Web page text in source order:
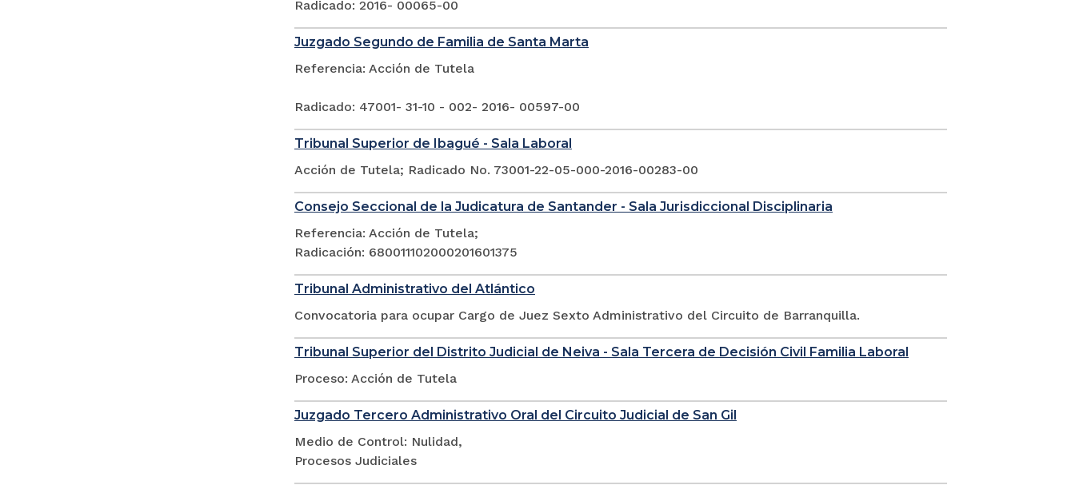
Radicado: 2016- 00065-00
Juzgado Segundo de Familia de Santa Marta
Referencia: Acción de Tutela
Radicado: 47001- 31-10 - 002- 2016- 00597-00
Tribunal Superior de Ibagué - Sala Laboral
Acción de Tutela; Radicado No. 73001-22-05-000-2016-00283-00
Consejo Seccional de la Judicatura de Santander - Sala Jurisdiccional Disciplinaria
Referencia: Acción de Tutela;
Radicación: 680011102000201601375
Tribunal Administrativo del Atlántico
Convocatoria para ocupar Cargo de Juez Sexto Administrativo del Circuito de Barranquilla.
Tribunal Superior del Distrito Judicial de Neiva - Sala Tercera de Decisión Civil Familia Laboral
Proceso: Acción de Tutela
Juzgado Tercero Administrativo Oral del Circuito Judicial de San Gil
Medio de Control: Nulidad,
Procesos Judiciales